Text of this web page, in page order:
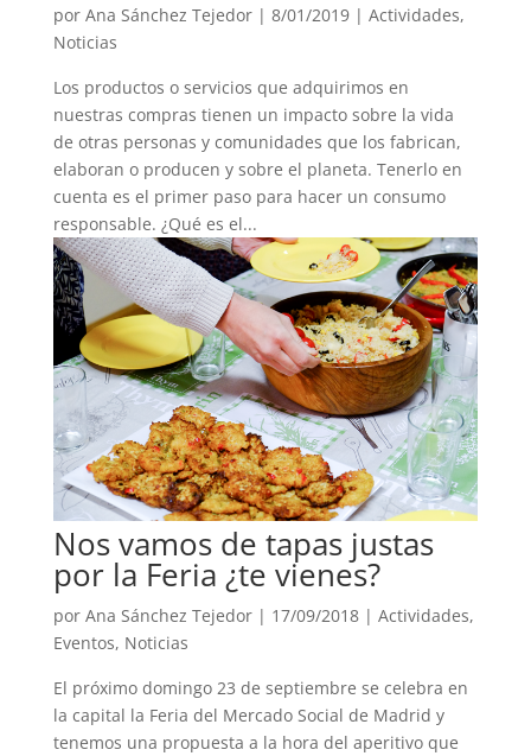
por Ana Sánchez Tejedor| 8/01/2019 | Actividades,
Noticias
Los productos o servicios que adquirimos en
nuestras compras tienen un impacto sobre la vida
de otras personas y comunidades que los fabrican,
elaboran o producen y sobre el planeta. Tenerlo en
cuenta es el primer paso para hacer un consumo
responsable. ¿Qué es el...
Nos vamos de tapas justas
por la Feria ¿te vienes?
por Ana Sánchez Tejedor| 17/09/2018 | Actividades,
Eventos, Noticias
El próximo domingo 23 de septiembre se celebra en
la capital la Feria del Mercado Social de Madrid y
tenemos una propuesta a la hora del aperitivo que